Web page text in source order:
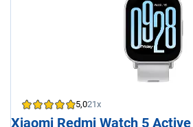
5,021x
Xiaomi Redmi Watch 5